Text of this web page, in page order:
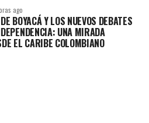
ago
BOYACÁ Y LOS NUEVOS DEBATES
UNA MIRADA
EL CARIBE COLOMBIANO